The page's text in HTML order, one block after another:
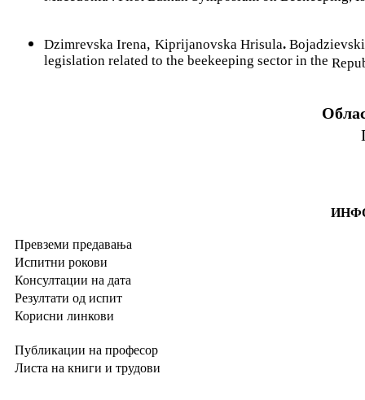
Dzimrevska Irena, Kiprijanovska Hrisula.
legislation related to the beekeeping sector in the
Превземи предавања
Испитни рокови
Консултации на дата
Резултати од испит
Корисни линкови
Публикации на професор
Листа на книги и трудови